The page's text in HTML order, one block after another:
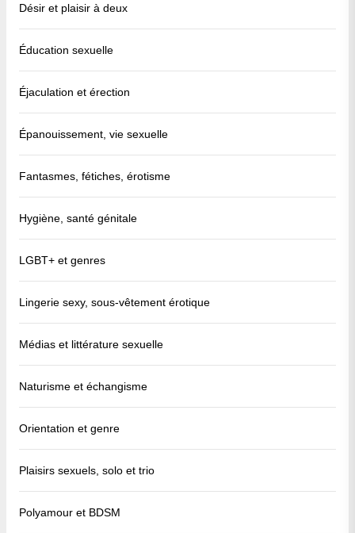
Désir et plaisir à deux
Éducation sexuelle
Éjaculation et érection
Épanouissement, vie sexuelle
Fantasmes, fétiches, érotisme
Hygiène, santé génitale
LGBT+ et genres
Lingerie sexy, sous-vêtement érotique
Médias et littérature sexuelle
Naturisme et échangisme
Orientation et genre
Plaisirs sexuels, solo et trio
Polyamour et BDSM